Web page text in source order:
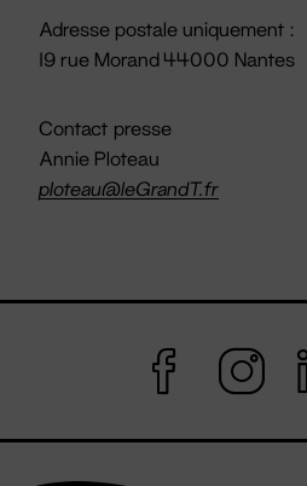
Adresse postale uniquement :
19 rue Morand 44000 Nantes
Contact presse
Annie Ploteau
ploteau@leGrandT.fr